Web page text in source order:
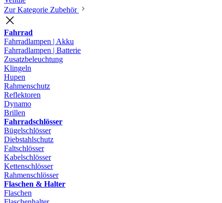
Zur Kategorie Zubehör
Fahrrad
Fahrradlampen | Akku
Fahrradlampen | Batterie
Zusatzbeleuchtung
Klingeln
Hupen
Rahmenschutz
Reflektoren
Dynamo
Brillen
Fahrradschlösser
Bügelschlösser
Diebstahlschutz
Faltschlösser
Kabelschlösser
Kettenschlösser
Rahmenschlösser
Flaschen & Halter
Flaschen